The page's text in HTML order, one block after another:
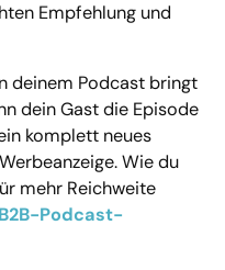
Empfehlung und
deinem Podcast bringt
dein Gast die Episode
komplett neues
Wie du
mehr Reichweite
B2B-Podcast-